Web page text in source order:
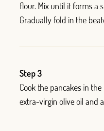
flour. Mix until it forms a
Gradually fold in the
Step 3
Cook the pancakes in
extra-virgin olive oil and